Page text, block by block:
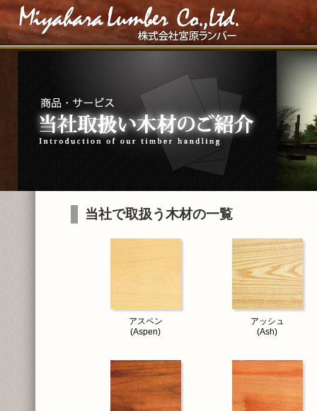
当社で取扱う木材の一覧
アスペン
(Aspen)
アッシュ
(Ash)